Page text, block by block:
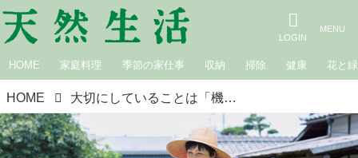
HOME 家庭料理 季節の家仕事 収納 掃除 健康 花と緑
HOME 大切にしていることは「機嫌よく生きる」「人に親切にする」のふたつだけ。幸せをつくる私の習慣／随筆家・山本ふみこさん